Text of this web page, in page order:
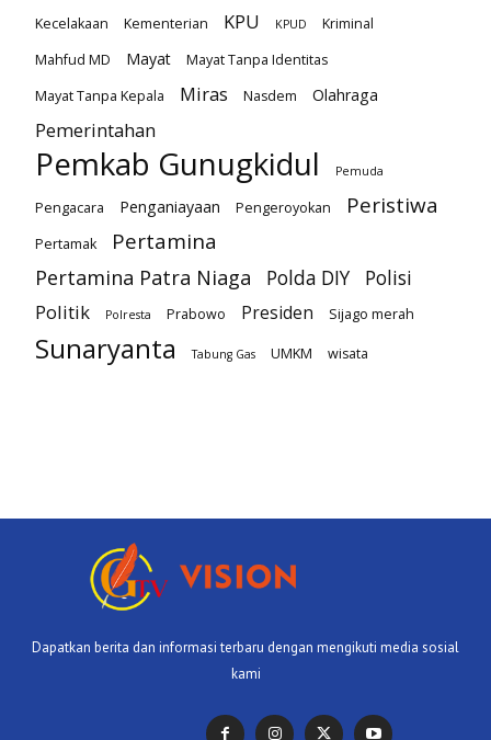
Kecelakaan
Kementerian KPU KPUD
Kriminal
Mahfud MD
Mayat
Mayat Tanpa Identitas
Mayat Tanpa Kepala
Miras Nasdem Olahraga
Pemerintahan
Pemkab Gunugkidul Pemuda
Pengacara Penganiayaan Pengeroyokan Peristiwa
Pertamak Pertamina
Pertamina Patra Niaga Polda DIY
Polisi
Politik
Polresta Prabowo Presiden Sijago merah
Sunaryanta Tabung Gas UMKM wisata
Dapatkan berita dan informasi terbaru dengan mengikuti media sosial
kami